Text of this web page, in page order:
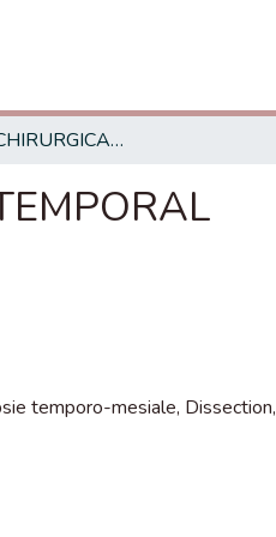
ANATOMIE CHIRURGICALE DU LOBE TEMPORAL
temporo-mesiale, Dissection,